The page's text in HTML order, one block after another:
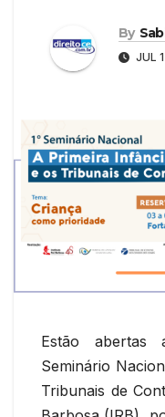
By
JUL
Estão abertas
Seminário
Tribunais de